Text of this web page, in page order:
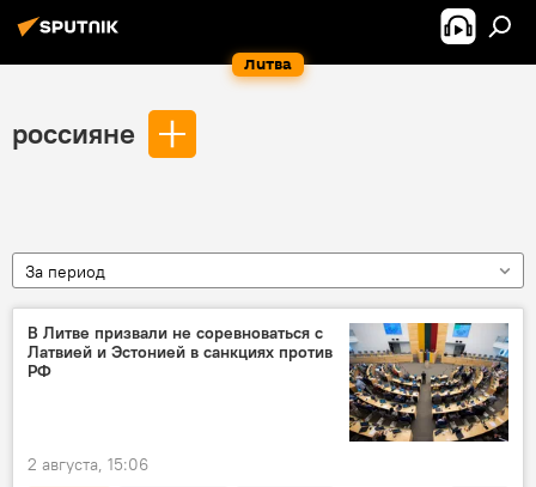
Литва
россияне
За период
В Литве призвали не соревноваться с
Латвией и Эстонией в санкциях против
РФ
2 августа, 15:06